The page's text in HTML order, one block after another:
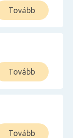
Tovább
Tovább
Tovább